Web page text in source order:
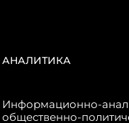
АНАЛИТИКА
Информационно-
общественно-